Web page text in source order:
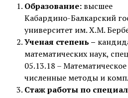
Образование:высшее
Кабардино-Балкарский
университет им. Х.М.
Ученая степень –
математических наук,
05.13.18 –
численные методы и
Стаж работы по